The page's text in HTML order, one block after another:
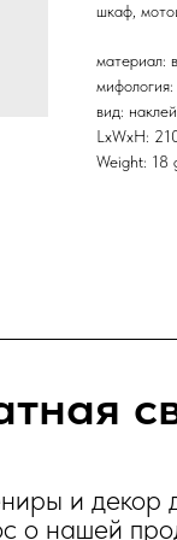
шкаф,
материал:
мифология:
вид:
LxWxH:
Weight: 18
и декор
о нашей